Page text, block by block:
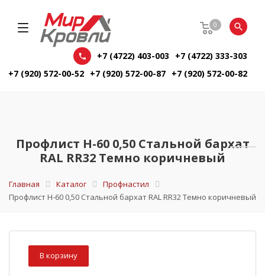
0
+7 (4722) 403-003
+7 (4722) 333-303
+7 (920) 572-00-52 +7 (920) 572-00-87 +7 (920) 572-00-82
Профлист Н-60 0,50 Стальной бархат
RAL RR32 Темно коричневый
Главная Каталог
Профнастил
Профлист Н-60 0,50 Стальной бархат RAL RR32 Темно коричневый
В корзину